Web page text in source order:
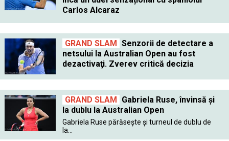
Carlos Alcaraz
GRAND SLAM
Senzorii de detectare a
netsului la Australian Open au fost
dezactivaţi. Zverev critică decizia
GRAND SLAM
Gabriela Ruse, învinsă şi
la dublu la Australian Open
Gabriela Ruse părăseşte şi turneul de dublu de
la...